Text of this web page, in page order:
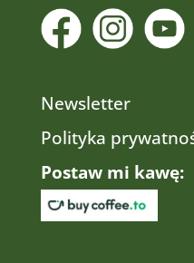
Newsletter
Polityka
Postaw mi kawę: